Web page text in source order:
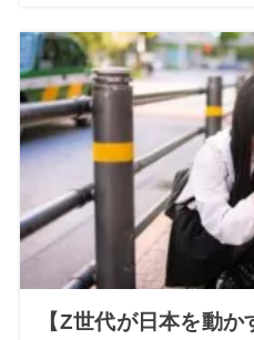
【Z世代が日本を動